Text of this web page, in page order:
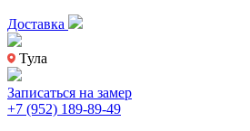
Доставка
Тула
Записаться на замер
+7 (952) 189-89-49